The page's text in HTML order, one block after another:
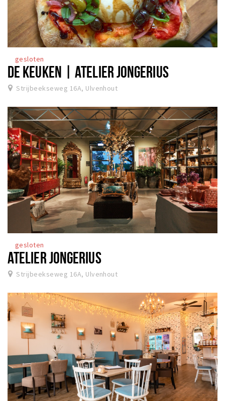
gesloten
DE KEUKEN | ATELIER JONGERIUS
Strijbeekseweg 16A, Ulvenhout
gesloten
ATELIER JONGERIUS
Strijbeekseweg 16A, Ulvenhout